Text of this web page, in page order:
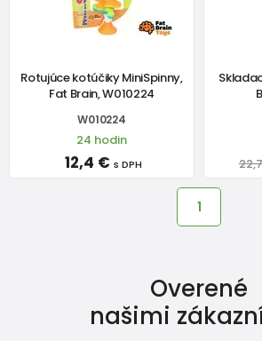
Rotujúce kotúčiky MiniSpinny,
Fat Brain, W010224
W010224
24 hodin
12,4 € s DPH
1
Overené
našimi